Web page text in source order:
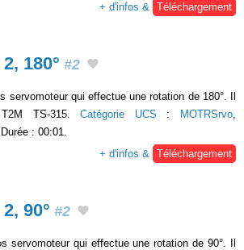
+ d'infos & Téléchargement
180° #2
servomoteur qui effectue une rotation de 180°. Il
TS-315.Catégorie UCS : MOTRSrvo,
: 00:01.
+ d'infos & Téléchargement
90° #2
servomoteur qui effectue une rotation de 90°. Il